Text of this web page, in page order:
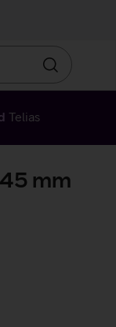
Otsin
Telias
mm